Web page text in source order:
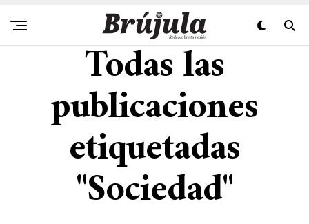
Todas las
publicaciones
etiquetadas
"Sociedad"